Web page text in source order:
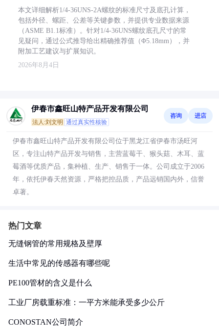
本文详细解析1/4-36UNS-2A螺纹的标准尺寸及底孔计算，
包括外径、螺距、公差等关键参数，并提供专业数据来源
（ASME B1.1标准）。针对1/4-36UNS螺纹底孔尺寸的常
见疑问，通过公式推导给出精确推荐值（Φ5.18mm），并
附加工艺建议与扩展知识。
2026年8月4日
伊春市鑫旺山特产品开发有限公司
法人:刘文明 通过真实性核验
咨询 进店
伊春市鑫旺山特产品开发有限公司位于黑龙江省伊春市汤旺河
区，专注山特产品开发与销售，主营蓝莓干、猴头菇、木耳、蓝
莓酒等优质产品，集种植、生产、销售于一体。公司成立于2006
年，依托伊春天然资源，严格把控品质，产品远销国内外，信誉
卓著。
热门文章
无缝钢管的常用规格及壁厚
生活中常见的传感器有哪些呢
PE100管材的含义是什么
工业厂房载重标准：一平方米能承受多少公斤
CONOSTAN公司简介